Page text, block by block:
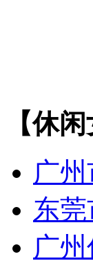
【休
广
东
广